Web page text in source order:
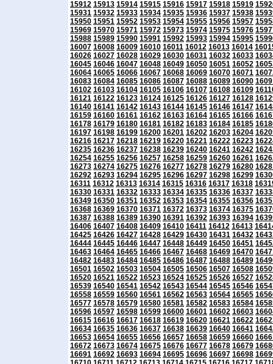
15912 15913 15914 15915 15916 15917 15918 15919
15931 15932 15933 15934 15935 15936 15937 15938
15950 15951 15952 15953 15954 15955 15956 15957
15969 15970 15971 15972 15973 15974 15975 15976
15988 15989 15990 15991 15992 15993 15994 15995
16007 16008 16009 16010 16011 16012 16013 16014
16026 16027 16028 16029 16030 16031 16032 16033
16045 16046 16047 16048 16049 16050 16051 16052
16064 16065 16066 16067 16068 16069 16070 16071
16083 16084 16085 16086 16087 16088 16089 16090
16102 16103 16104 16105 16106 16107 16108 16109
16121 16122 16123 16124 16125 16126 16127 16128
16140 16141 16142 16143 16144 16145 16146 16147
16159 16160 16161 16162 16163 16164 16165 16166
16178 16179 16180 16181 16182 16183 16184 16185
16197 16198 16199 16200 16201 16202 16203 16204
16216 16217 16218 16219 16220 16221 16222 16223
16235 16236 16237 16238 16239 16240 16241 16242
16254 16255 16256 16257 16258 16259 16260 16261
16273 16274 16275 16276 16277 16278 16279 16280
16292 16293 16294 16295 16296 16297 16298 16299
16311 16312 16313 16314 16315 16316 16317 16318
16330 16331 16332 16333 16334 16335 16336 16337
16349 16350 16351 16352 16353 16354 16355 16356
16368 16369 16370 16371 16372 16373 16374 16375
16387 16388 16389 16390 16391 16392 16393 16394
16406 16407 16408 16409 16410 16411 16412 16413
16425 16426 16427 16428 16429 16430 16431 16432
16444 16445 16446 16447 16448 16449 16450 16451
16463 16464 16465 16466 16467 16468 16469 16470
16482 16483 16484 16485 16486 16487 16488 16489
16501 16502 16503 16504 16505 16506 16507 16508
16520 16521 16522 16523 16524 16525 16526 16527
16539 16540 16541 16542 16543 16544 16545 16546
16558 16559 16560 16561 16562 16563 16564 16565
16577 16578 16579 16580 16581 16582 16583 16584
16596 16597 16598 16599 16600 16601 16602 16603
16615 16616 16617 16618 16619 16620 16621 16622
16634 16635 16636 16637 16638 16639 16640 16641
16653 16654 16655 16656 16657 16658 16659 16660
16672 16673 16674 16675 16676 16677 16678 16679
16691 16692 16693 16694 16695 16696 16697 16698